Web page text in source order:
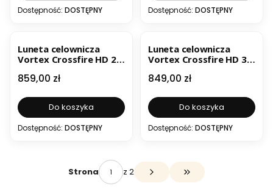
Dostępność: DOSTĘPNY Dostępność: DOSTĘPNY
Luneta celownicza
Vortex Crossfire HD 2-
BDC MOA
Cena
859,00 zł
Do koszyka
Dostępność: DOSTĘPNY
Luneta celownicza
Vortex Crossfire HD 3-
MOA
Cena
849,00 zł
Do koszyka
Dostępność: DOSTĘPNY
Strona z 2 Przejdź do ostatniej